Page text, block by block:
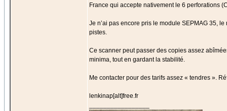
France qui accepte nativement le 6 perforations
Je n’ai pas encore pris le module SEPMAG 35,
pistes.
Ce scanner peut passer des copies assez
minima, tout en gardant la stabilité.
Me contacter pour des tarifs assez « tendres ».
lenkinap[alt]free.fr